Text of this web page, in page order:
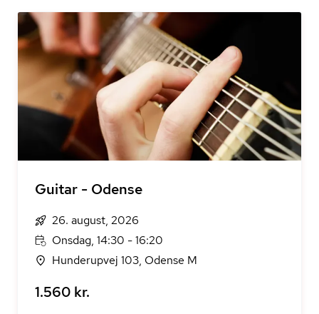
Guitar - Odense
26. august, 2026
Onsdag, 14:30 - 16:20
Hunderupvej 103, Odense M
1.560 kr.